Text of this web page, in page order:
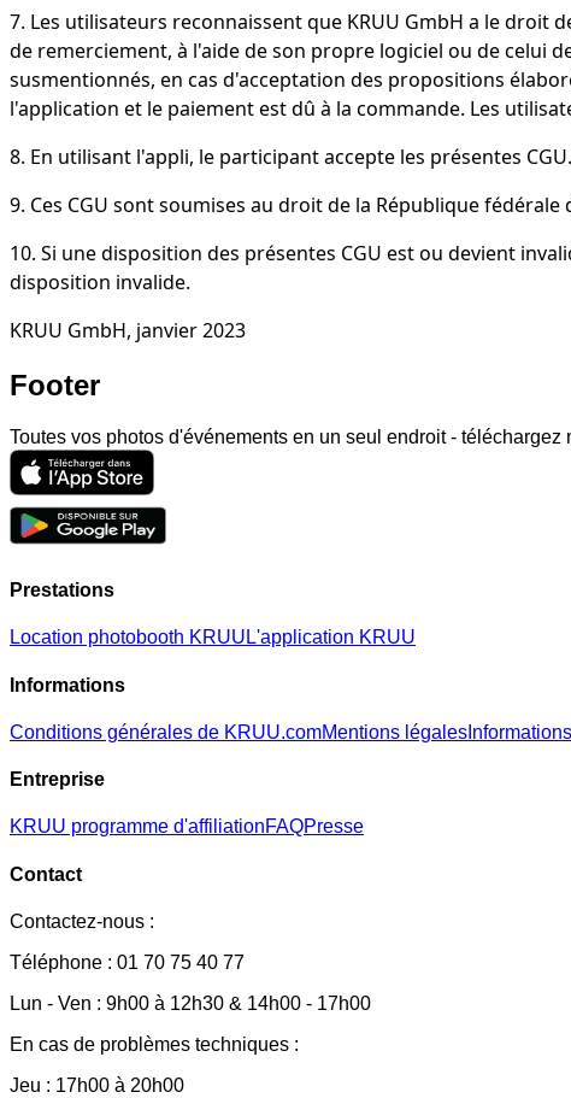
7. Les utilisateurs reconnaissent que KRUU GmbH a le
de remerciement, à l'aide de son propre logiciel ou de celui
susmentionnés, en cas d'acceptation des propositions
l'application et le paiement est dû à la commande. Les
8. En utilisant l'appli, le participant accepte les présentes
9. Ces CGU sont soumises au droit de la République
10. Si une disposition des présentes CGU est ou devient
disposition invalide.
KRUU GmbH, janvier 2023
Footer
Toutes vos photos d'événements en un seul endroit -
Prestations
Location photobooth KRUU L'application KRUU
Informations
Conditions générales de KRUU.comMentions légales
Entreprise
KRUU programme d'affiliationFAQPresse
Contact
Contactez-nous :
Téléphone : 01 70 75 40 77
Lun - Ven : 9h00 à 12h30 & 14h00 - 17h00
En cas de problèmes techniques :
Jeu : 17h00 à 20h00